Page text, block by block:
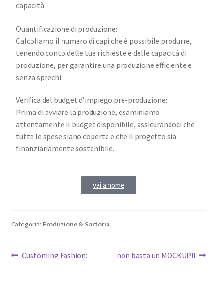
capacità.
Quantificazione di produzione:
Calcoliamo il numero di capi che è possibile produrre,
tenendo conto delle tue richieste e delle capacità di
produzione, per garantire una produzione efficiente e
senza sprechi.
Verifica del budget d’impiego pre-produzione:
Prima di avviare la produzione, esaminiamo
attentamente il budget disponibile, assicurandoci che
tutte le spese siano coperte e che il progetto sia
finanziariamente sostenibile.
vai a home
Categoria: Produzione & Sartoria
Customing Fashion: non basta un MOCKUP!!